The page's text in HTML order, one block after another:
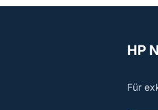
HP
Für